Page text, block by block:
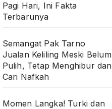
Pagi Hari, Ini Fakta
Terbarunya
Semangat Pak Tarno
Jualan Keliling Meski Belum
Pulih, Tetap Menghibur dan
Cari Nafkah
Momen Langka! Turki dan